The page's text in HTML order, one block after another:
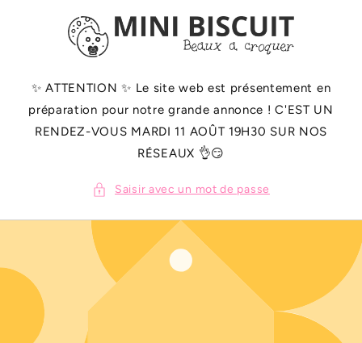
CONTENU
✨️ ATTENTION ✨️ Le site web est présentement en
préparation pour notre grande annonce ! C'EST UN
RENDEZ-VOUS MARDI 11 AOÛT 19H30 SUR NOS
RÉSEAUX 👌😏
Saisir avec un mot de passe